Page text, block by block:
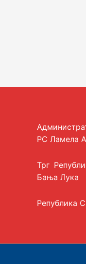
РС Ламела
Трг
Бања Лука
Република